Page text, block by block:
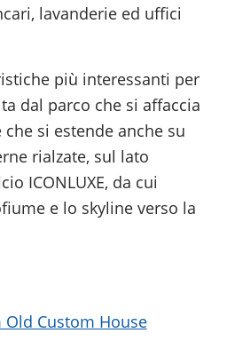
lavanderie ed uffici
più interessanti per
dal parco che si affaccia
che si estende anche su
rialzate, sul lato
ICONLUXE, da cui
e lo skyline verso la